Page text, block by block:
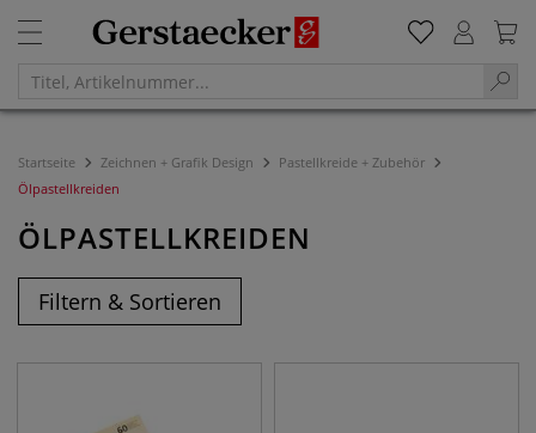
Startseite Zeichnen + Grafik Design
Pastellkreide + Zubehör
Ölpastellkreiden
ÖLPASTELLKREIDEN
Filtern & Sortieren